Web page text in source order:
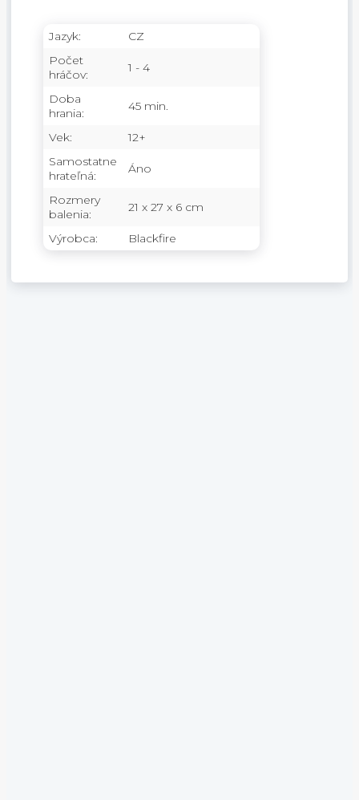
Jazyk:
CZ
Počet
hráčov:
1 - 4
Doba
hrania:
45 min.
Vek:
12+
Samostatne
hrateľná:
Áno
Rozmery
balenia:
21 x 27 x 6 cm
Výrobca: Blackfire